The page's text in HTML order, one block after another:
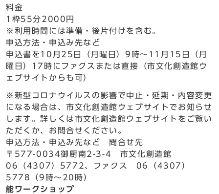
料金
1枠55分2000円
※利用時間には準備・後片付けを含む。
申込方法・申込み先など
申込書を10月25日（月曜日）9時～11月15日（月
曜日）17時にファクスまたは直接（市文化創造館ウ
ェブサイトからも可）
※新型コロナウイルスの影響で中止・延期・内容変更
になる場合は、市文化創造館ウェブサイトでお知らせ
します。詳しくは市文化創造館ウェブサイトをご覧い
ただくか、お問合せください。
申込方法・申込み先など 問合せ先
〒577-0034御厨南2-3-4 市文化創造館
06（4307）5772、ファクス 06（4307）
5778（9時～20時）
能ワークショップ